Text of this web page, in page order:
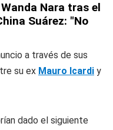
Nara tras el
Suárez: "No
a través de sus
su ex Mauro Icardi y
dado el siguiente